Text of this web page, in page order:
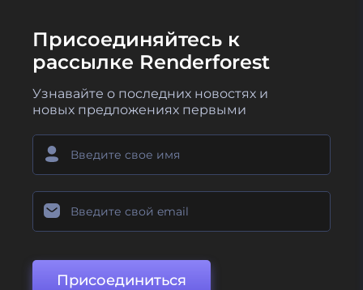
Присоединяйтесь к
рассылке Renderforest
Узнавайте о последних новостях и
новых предложениях первыми
Присоединиться